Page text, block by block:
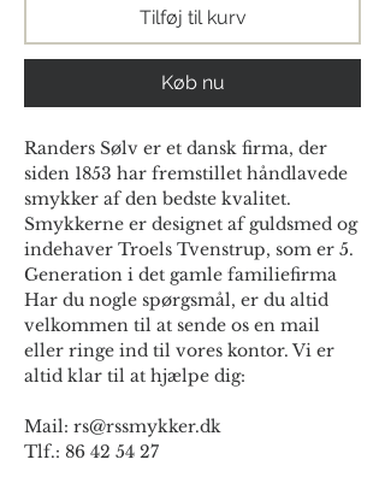
Tilføj til kurv
Køb nu
Randers Sølv er et dansk firma, der
siden 1853 har fremstillet håndlavede
smykker af den bedste kvalitet.
Smykkerne er designet af guldsmed og
indehaver Troels Tvenstrup, som er 5.
Generation i det gamle familiefirma
Har du nogle spørgsmål, er du altid
velkommen til at sende os en mail
eller ringe ind til vores kontor. Vi er
altid klar til at hjælpe dig:
Mail: rs@rssmykker.dk
Tlf.: 86 42 54 27